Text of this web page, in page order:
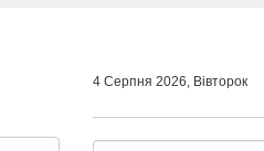
4 Серпня 2026, Вівторок